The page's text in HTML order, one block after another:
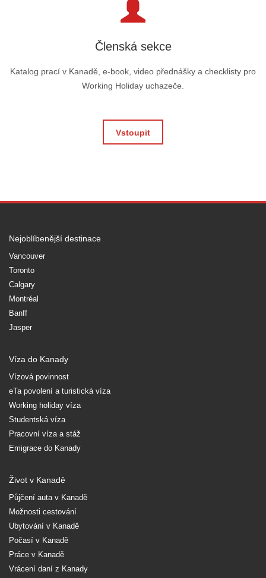
Členská sekce
Katalog prací v Kanadě, e-book, video přednášky a checklisty pro
Working Holiday uchazeče.
Vstoupit
Nejoblíbenější destinace
Vancouver
Toronto
Calgary
Montréal
Banff
Jasper
Víza do Kanady
Vízová povinnost
eTa povolení a turistická víza
Working holiday víza
Studentská víza
Pracovní víza a stáž
Emigrace do Kanady
Život v Kanadě
Půjčení auta v Kanadě
Možnosti cestování
Ubytování v Kanadě
Počasí v Kanadě
Práce v Kanadě
Vrácení daní z Kanady